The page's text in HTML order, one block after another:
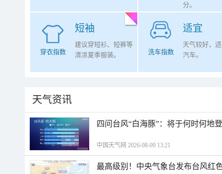
分。
短袖
穿衣指数
建议穿短衫、短裤等
清凉夏季服装。
适宜
洗车指数
天气较好，
汽车。
天气资讯
四问台风“白海豚”：将于何时何地
中国天气网 2026-08-09 13:21
最高级别！中央气象台发布台风红